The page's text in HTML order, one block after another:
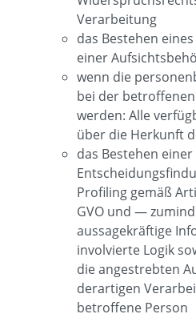
Verarbeitung
das Bestehen
einer
wenn die
bei der
werden: Alle
über die Herkunft
das Bestehen
Profiling gemäß
GVO und —
aussagekräftige
involvierte Logik
die angestrebten
derartigen
betroffene Person